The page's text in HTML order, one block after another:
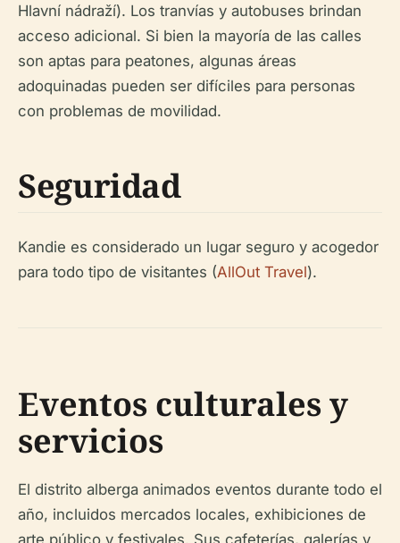
Hlavní nádraží). Los tranvías y autobuses brindan
acceso adicional. Si bien la mayoría de las calles
son aptas para peatones, algunas áreas
adoquinadas pueden ser difíciles para personas
con problemas de movilidad.
Seguridad
Kandie es considerado un lugar seguro y acogedor
para todo tipo de visitantes (AllOut Travel).
Eventos culturales y
servicios
El distrito alberga animados eventos durante todo el
año, incluidos mercados locales, exhibiciones de